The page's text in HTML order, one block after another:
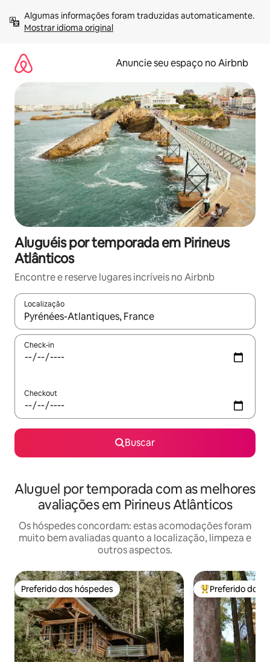
para
Mostrar idioma original
Anuncie seu espaço no Airbnb
Aluguéis por temporada em Pirineus
Atlânticos
Encontre e reserve lugares incríveis no Airbnb
Localização
Quando os resultados estiverem disponíveis, explore-os
Check-in
Checkout
Buscar
Aluguel por temporada com as melhores
avaliações em Pirineus Atlânticos
Os hóspedes concordam: estas acomodações foram
muito bem avaliadas quanto a localização, limpeza e
outros aspectos.
Preferido dos hóspedes
Preferido dos hóspedes Entre os
Preferido dos